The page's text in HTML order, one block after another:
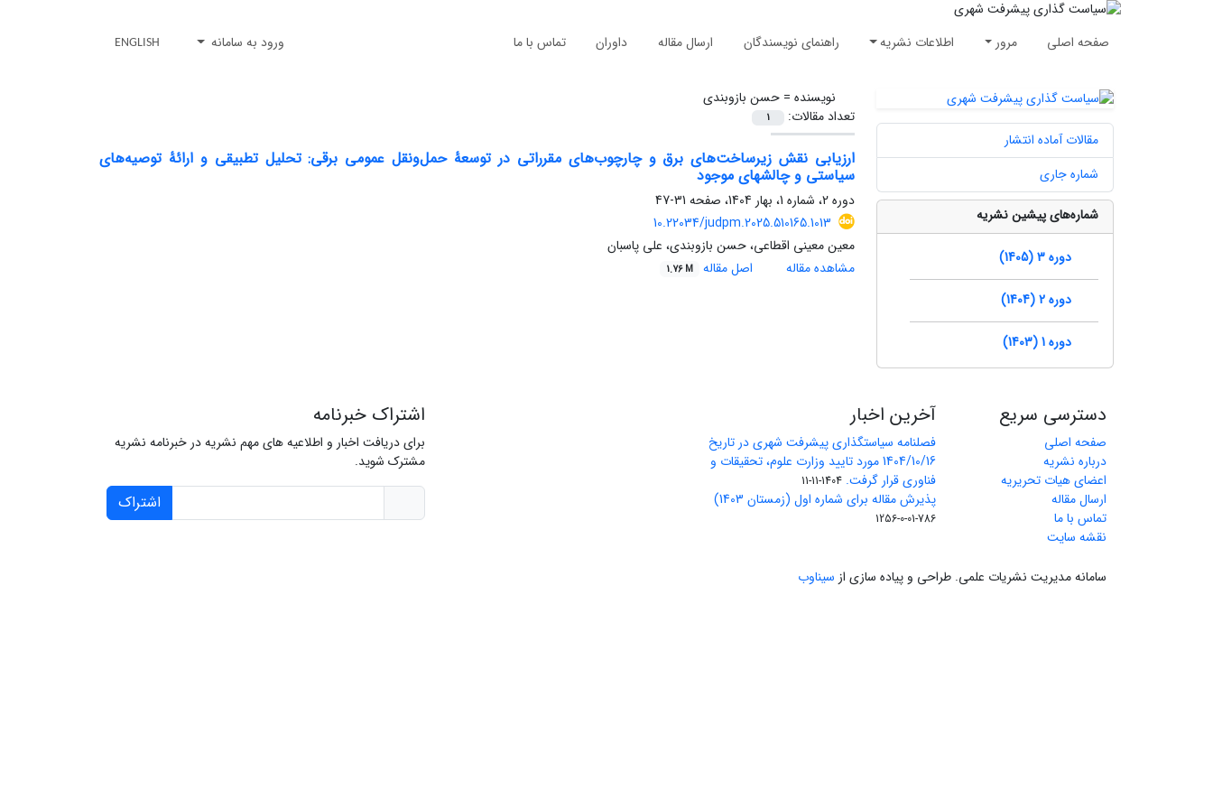
صفحه اصلی مرور اطلاعات نشریه راهنمای نویسندگان ارسال مقاله داوران تماس با ما ورود به سامانه ENGLISH
نویسنده =حسن بازوبندی
تعداد مقالات:
1
ارزیابی نقش زیرساخت‌های برق و چارچوب‌های مقرراتی در توسعۀ حمل‌ونقل عمومی برقی: تحلیل تطبیقی و ارائۀ توصیه‌های
سیاستی و چالشهای موجود
دوره 2، شماره 1، بهار 1404، صفحه
31-47
10.22034/judpm.2025.510165.1013
معین معینی اقطاعی، حسن بازوبندی، علی پاسبان
مشاهده مقاله
اصل مقاله 1.76 M
مقالات آماده انتشار
شماره جاری
شماره‌های پیشین نشریه
دوره 3 (1405)
دوره 2 (1404)
دوره 1 (1403)
دسترسی سریع
صفحه اصلی
درباره نشریه
اعضای هیات تحریریه
ارسال مقاله
تماس با ما
نقشه سایت
آخرین اخبار
فصلنامه سیاستگذاری پیشرفت شهری در تاریخ
1404/10/16 مورد تایید وزارت علوم، تحقیقات و
فناوری قرار گرفت. 1404-11-11
پذیرش مقاله برای شماره اول (زمستان 1403)
786-01-0-1256
اشتراک خبرنامه
برای دریافت اخبار و اطلاعیه های مهم نشریه در خبرنامه نشریه
مشترک شوید.
اشتراک
سامانه مدیریت نشریات علمی. طراحی و پیاده سازی از سیناوب